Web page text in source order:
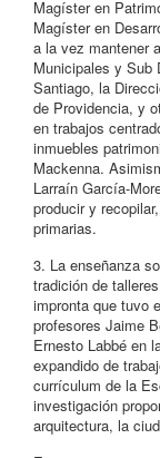
Magíster en
Magíster en
a la vez mantener
Municipales y Sub
Santiago, la
de Providencia, y
en trabajos
inmuebles
Mackenna.
Larraín García-
producir y
primarias.
3. La enseñanza
tradición de
impronta que tuvo
profesores Jaime
Ernesto Labbé en
expandido de
currículum de la
investigación
arquitectura, la